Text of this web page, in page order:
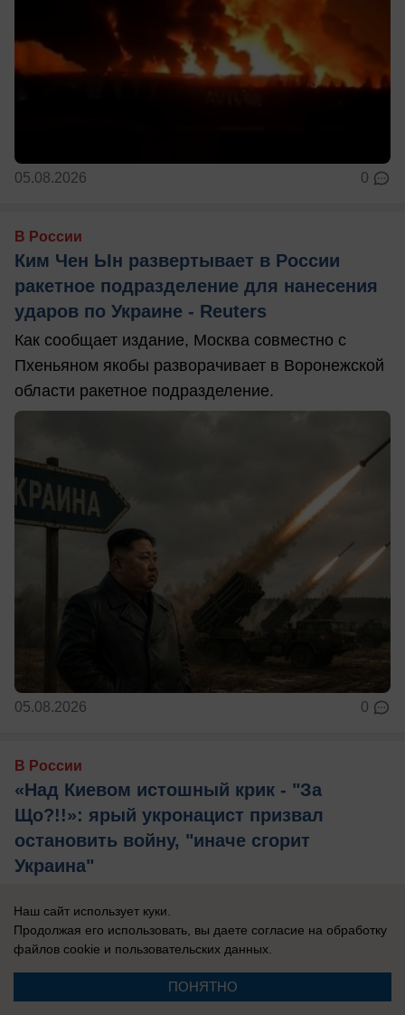
05.08.2026 0
В России
Ким Чен Ын развертывает в России
ракетное подразделение для нанесения
ударов по Украине - Reuters
Как сообщает издание, Москва совместно с
Пхеньяном якобы разворачивает в Воронежской
области ракетное подразделение.
05.08.2026 0
В России
«Над Киевом истошный крик - "За
Що?!!»: ярый укронацист призвал
остановить войну, "иначе сгорит
Украина"
складов гипермаркетов в Незалежной для
тайного хранения вооружений.
Наш сайт использует куки.
Продолжая его использовать, вы даете согласие на обработку
файлов cookie и пользовательских данных.
ПОНЯТНО